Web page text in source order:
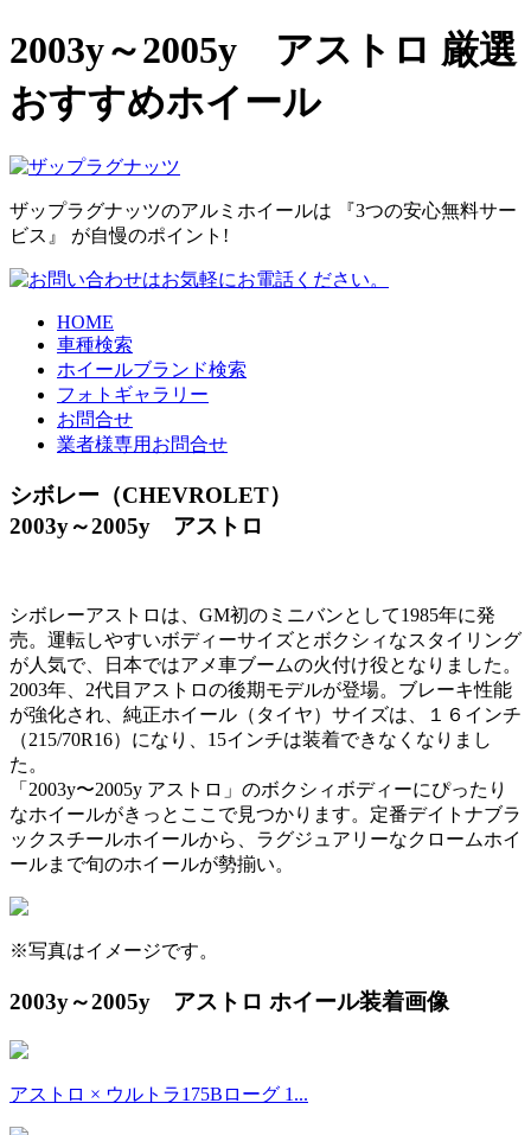
2003y～2005y アストロ 厳選
おすすめホイール
ザップラグナッツのアルミホイールは
『3つの安心無料サー
ビス』 が自慢のポイント!
HOME
車種検索
ホイールブランド検索
フォトギャラリー
お問合せ
業者様専用お問合せ
シボレー（CHEVROLET）
2003y～2005y アストロ
シボレーアストロは、GM初のミニバンとして1985年に発
売。運転しやすいボディーサイズとボクシィなスタイリング
が人気で、日本ではアメ車ブームの火付け役となりました。
2003年、2代目アストロの後期モデルが登場。ブレーキ性能
が強化され、純正ホイール（タイヤ）サイズは、１６インチ
（215/70R16）になり、15インチは装着できなくなりまし
た。
「2003y〜2005y アストロ」のボクシィボディーにぴったり
なホイールがきっとここで見つかります。定番デイトナブラ
ックスチールホイールから、ラグジュアリーなクロームホイ
ールまで旬のホイールが勢揃い。
※写真はイメージです。
2003y～2005y アストロ ホイール装着画像
アストロ × ウルトラ175Bローグ 1...